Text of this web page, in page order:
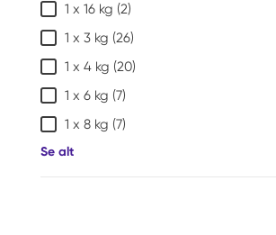
1 x 16 kg (2)
1 x 3 kg (26)
1 x 4 kg (20)
1 x 6 kg (7)
1 x 8 kg (7)
Se alt